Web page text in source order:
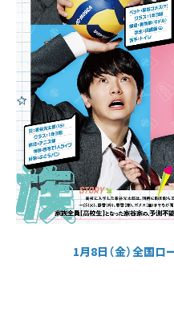
1月8日（金）全国ロ